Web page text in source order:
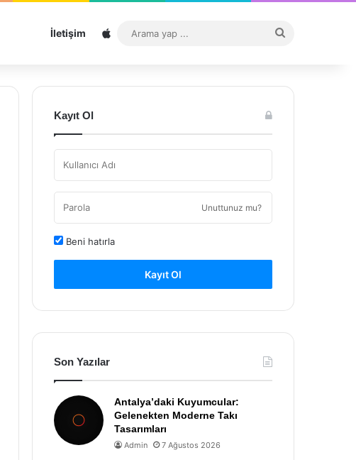
İletişim Sitemap
...
Kayıt Ol
Unuttunuz mu?
Beni hatırla
Kayıt Ol
Son Yazılar
Antalya’daki Kuyumcular:
Gelenekten Moderne Takı
Tasarımları
Admin 7 Ağustos 2026